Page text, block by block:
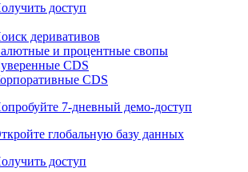
7-дневный
глобальную базу данных
доступ
и процентные свопы
CDS
7-дневный